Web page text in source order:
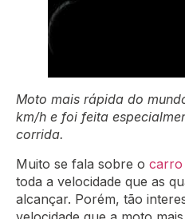
Moto mais rápida do
km/h e foi feita
corrida.
Muito se fala sobre o carro
toda a velocidade que as
alcançar. Porém, tão